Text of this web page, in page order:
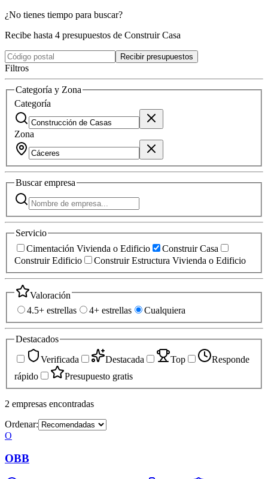
¿No tienes tiempo para buscar?
Recibe hasta 4 presupuestos de Construir Casa
Recibir presupuestos
Filtros
Categoría y Zona
Categoría
Zona
Buscarempresa
Servicio
Cimentación Vivienda o Edificio
Construir Casa
Construir Edificio
Construir Estructura Vivienda o Edificio
Valoración
4.5+ estrellas
4+ estrellas Cualquiera
Destacados
Verificada
Destacada Top
Responde
rápido
Presupuesto gratis
2 empresas encontradas
Ordenar:
O
OBB